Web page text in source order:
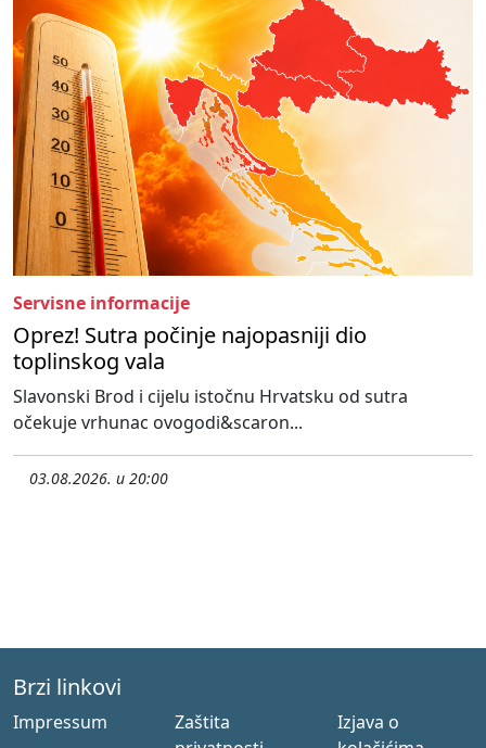
Servisne informacije
Oprez! Sutra počinje najopasniji dio
toplinskog vala
Slavonski Brod i cijelu istočnu Hrvatsku od sutra
očekuje vrhunac ovogodi&scaron...
03.08.2026. u 20:00
Brzi linkovi
Impressum
Zaštita
Izjava o